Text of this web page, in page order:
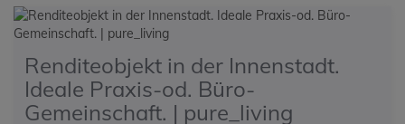
Renditeobjekt in der Innenstadt.
Ideale Praxis-od. Büro-
Gemeinschaft. | pure_living